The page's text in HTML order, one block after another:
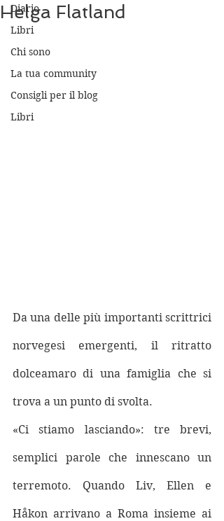
Diario
Libri
Chi sono
La tua community
Consigli per il blog
Libri
Helga Flatland
Da una delle più importanti scrittrici
norvegesi emergenti, il ritratto
dolceamaro di una famiglia che si
trova a un punto di svolta.
«Ci stiamo lasciando»: tre brevi,
semplici parole che innescano un
terremoto. Quando Liv, Ellen e
Håkon arrivano a Roma insieme ai